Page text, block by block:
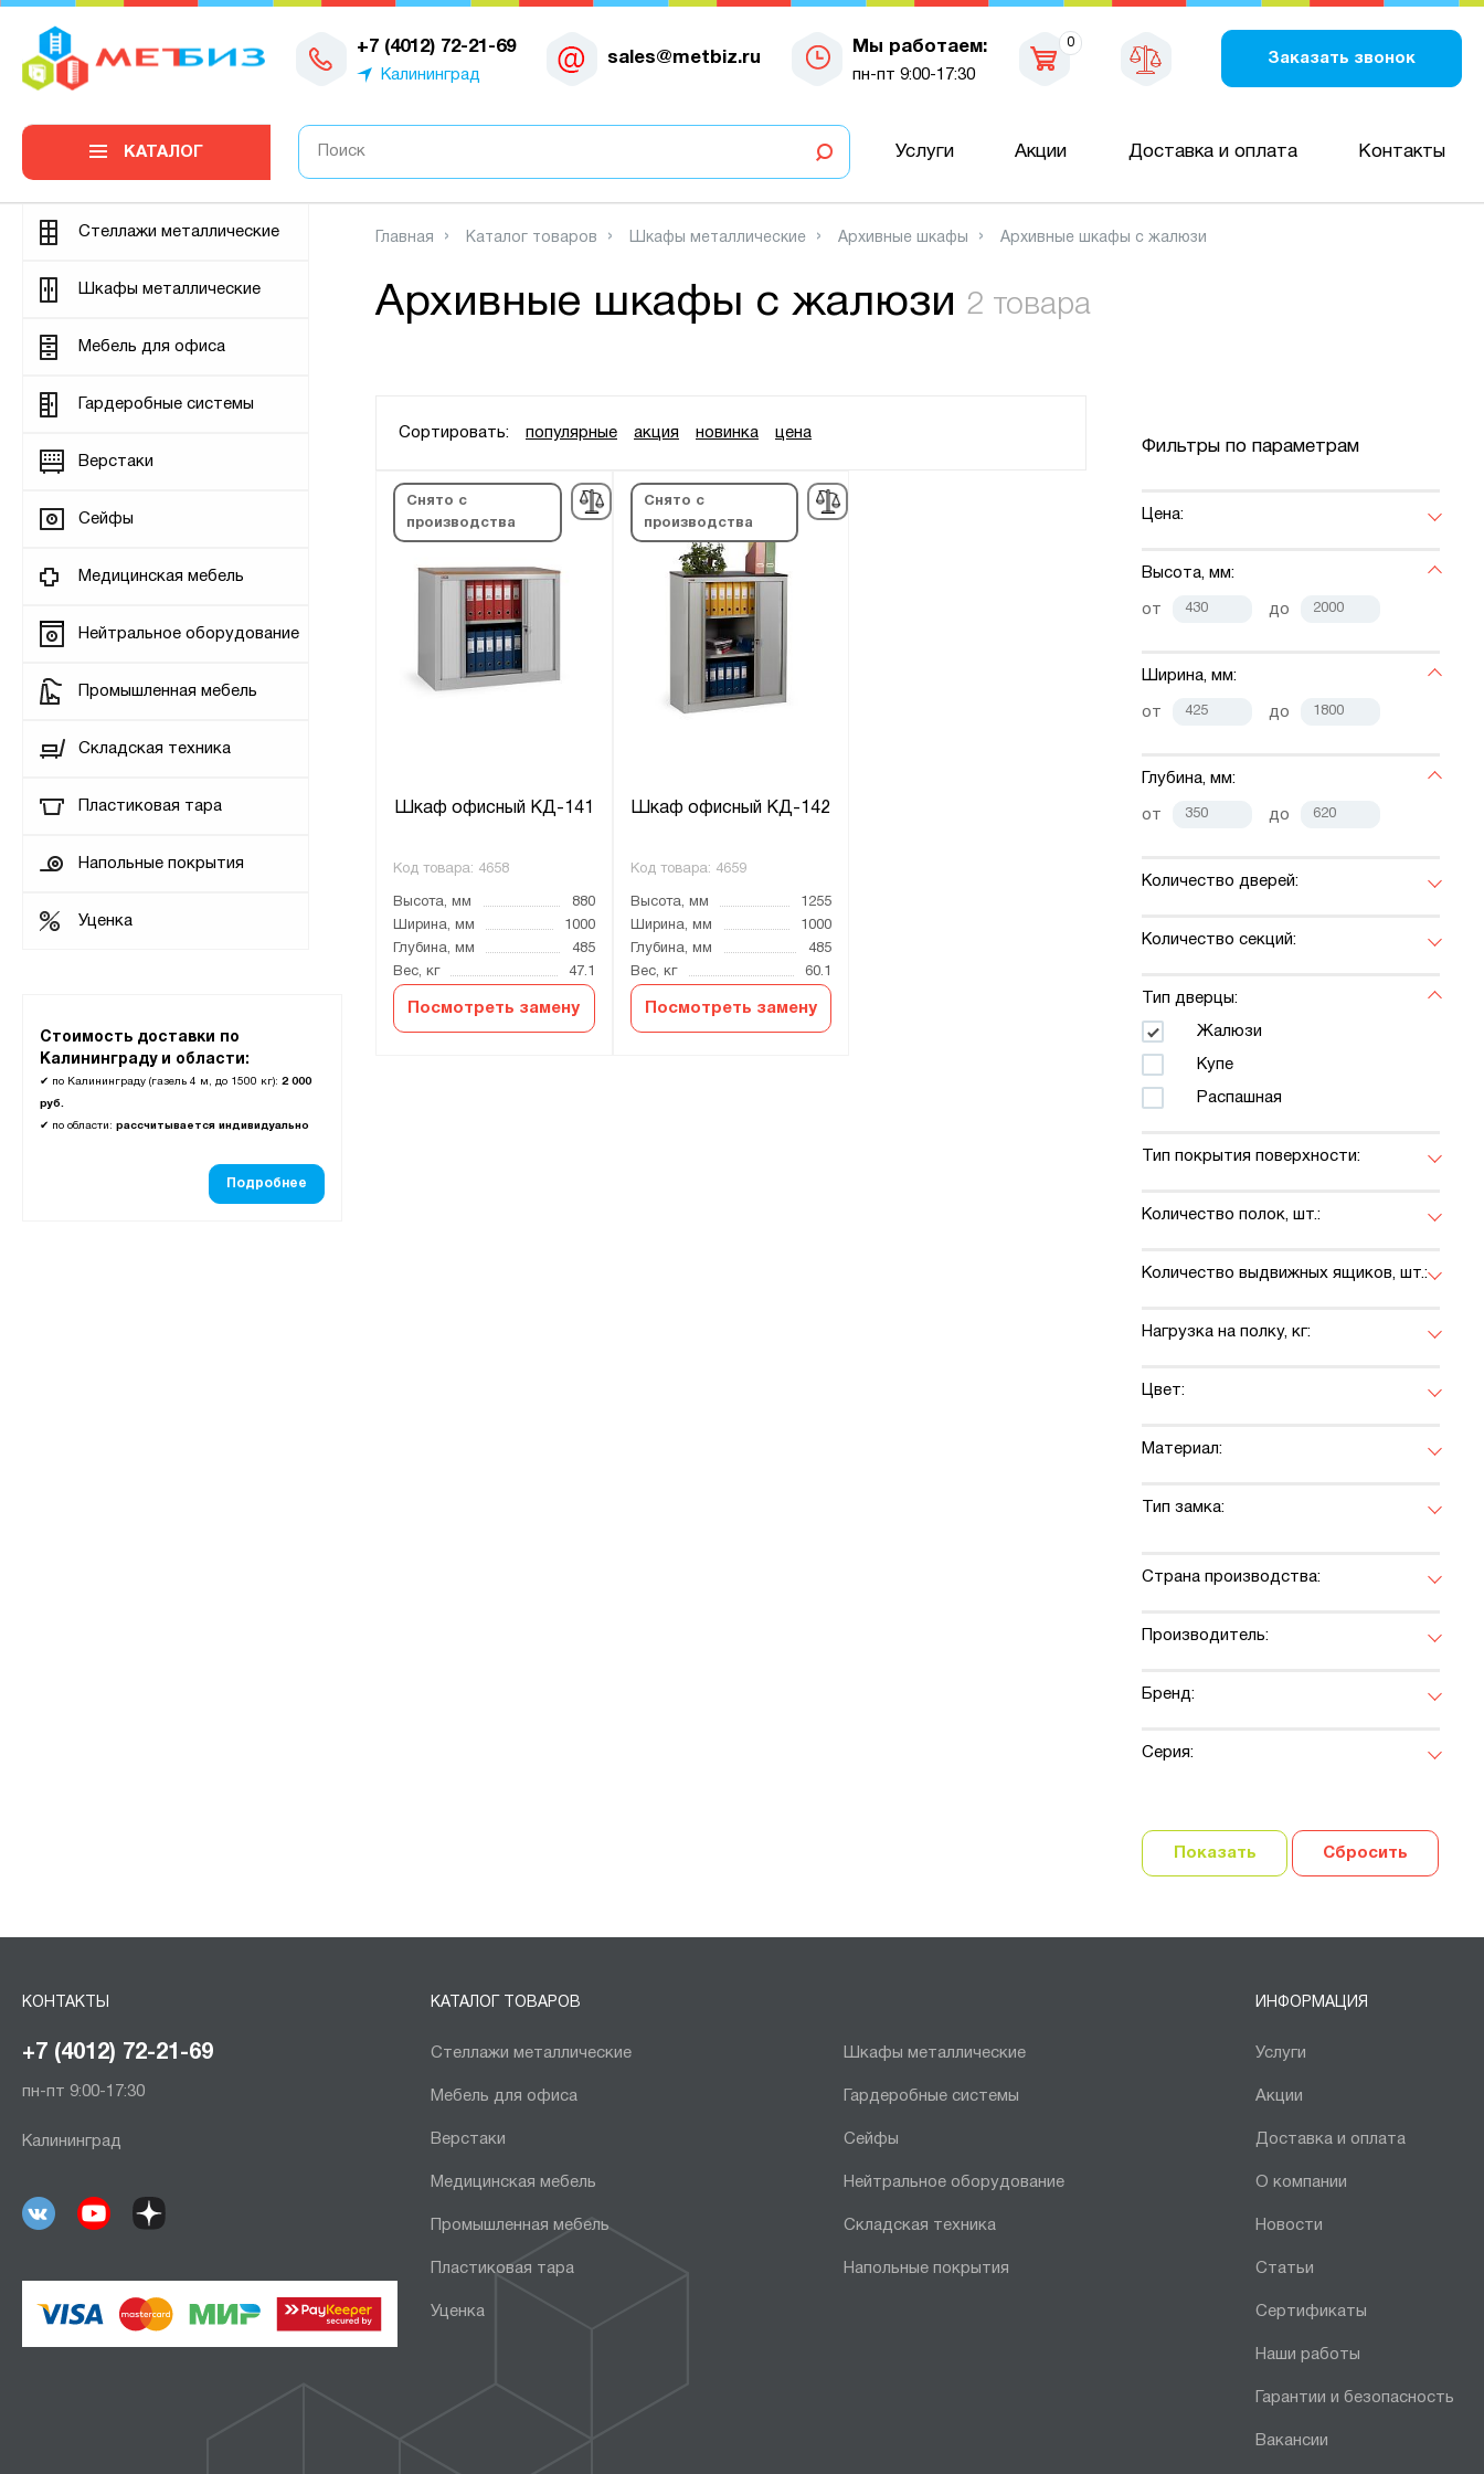
+7 (4012) 72-21-69
Калининград
sales@metbiz.ru
Мы работаем:
пн-пт 9:00-17:30
0
Заказать звонок
0
КАТАЛОГ Услуги Акции Доставка и оплата Контакты
Стеллажи металлические
Шкафы металлические
Мебель для офиса
Гардеробные системы
Верстаки
Сейфы
Медицинская мебель
Нейтральное оборудование
Промышленная мебель
Складская техника
Пластиковая тара
Напольные покрытия
Уценка
Стоимость доставки по
Калининграду и области:
✔ по Калининграду (газель 4 м, до 1500 кг): 2 000
руб.
✔ по области: рассчитывается индивидуально
Подробнее
Главная Каталог товаров Шкафы металлические Архивные шкафы Архивные шкафы с жалюзи
Архивные шкафы с жалюзи 2 товара
Сортировать: популярные акция новинка цена
Снято с
производства
Шкаф офисный КД-141
Код товара: 4658
Высота, мм
880
Ширина, мм
1000
Глубина, мм
485
Вес, кг
47.1
Посмотреть замену
Снято с
производства
Шкаф офисный КД-142
Код товара: 4659
Высота, мм
1255
Ширина, мм
1000
Глубина, мм
485
Вес, кг
60.1
Посмотреть замену
Фильтры по параметрам
Цена:
Высота, мм:
от до
Ширина, мм:
от до
Глубина, мм:
от до
Количество дверей:
Количество секций:
Тип дверцы:
Жалюзи
Купе
Распашная
Тип покрытия поверхности:
Количество полок, шт.:
Количество выдвижных ящиков, шт.:
Нагрузка на полку, кг:
Цвет:
Материал:
Тип замка:
Страна производства:
Производитель:
Бренд:
Серия:
Показать Сбросить
КОНТАКТЫ
+7 (4012) 72-21-69
пн-пт 9:00-17:30
Калининград
КАТАЛОГ ТОВАРОВ
Стеллажи металлические Шкафы металлические
Мебель для офиса Гардеробные системы
Верстаки Сейфы
Медицинская мебель Нейтральное оборудование
Промышленная мебель Складская техника
Пластиковая тара Напольные покрытия
Уценка
ИНФОРМАЦИЯ
Услуги
Акции
Доставка и оплата
О компании
Новости
Статьи
Сертификаты
Наши работы
Гарантии и безопасность
Вакансии